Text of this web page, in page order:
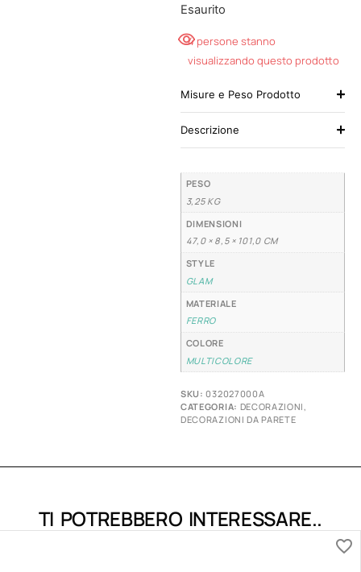
Esaurito
4 persone stanno
visualizzando questo prodotto
Misure e Peso Prodotto
Descrizione
PESO
3,25 KG
DIMENSIONI
47,0 × 8,5 × 101,0 CM
STYLE
GLAM
MATERIALE
FERRO
COLORE
MULTICOLORE
SKU:032027000A
CATEGORIA: DECORAZIONI
DECORAZIONI DA PARETE
TI POTREBBERO INTERESSARE..